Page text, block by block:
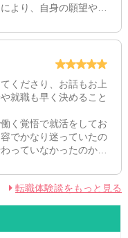
より、自身の願望や希
再就職も難しいと聞い
とで、大変満足な結果
配慮が本当に素晴らし
くださり、お話もお上
就職も早く決めること
く覚悟で就活をしてお
でかなり迷っていたの
っていなかったのかな
】転職体験談をもっと見る